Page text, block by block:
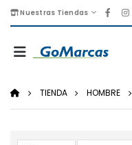
Nuestras Tiendas
TIENDA HOMBRE